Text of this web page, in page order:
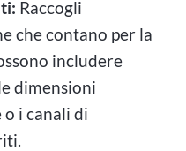
Raccogli
che contano per la
includere
dimensioni
i canali di